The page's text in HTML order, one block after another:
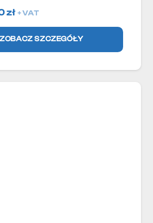
zł + VAT
ZOBACZ SZCZEGÓŁY